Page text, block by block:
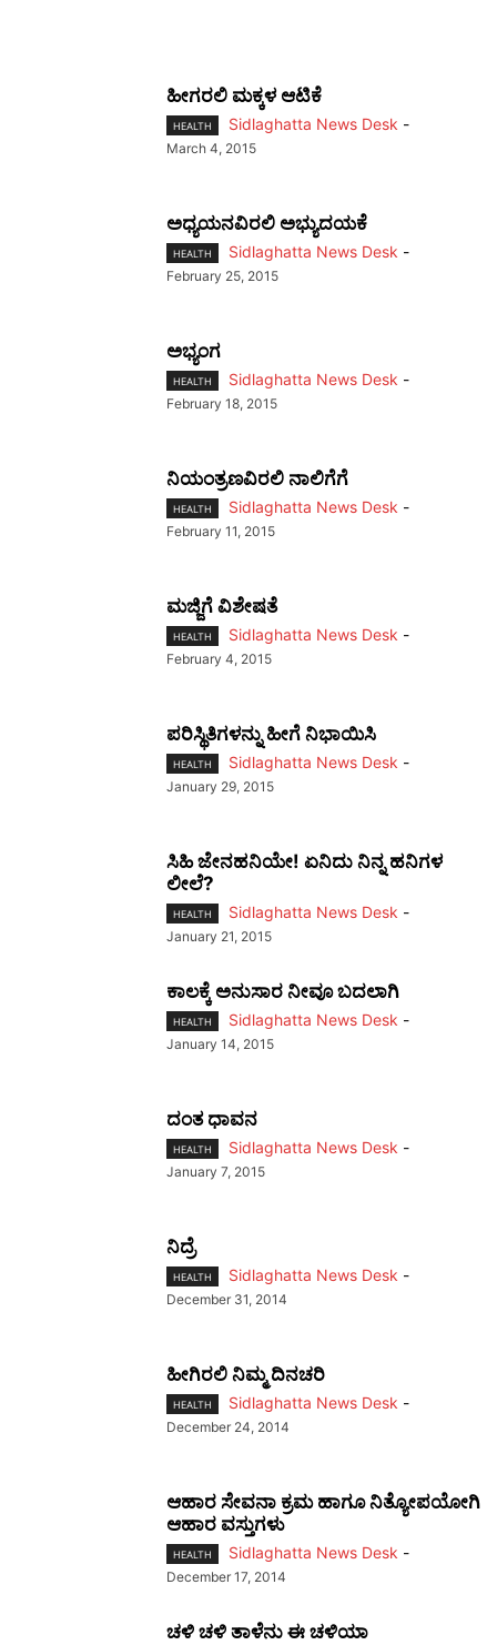
ಹೀಗರಲಿ ಮಕ್ಕಳ ಆಟಿಕೆ
HEALTH Sidlaghatta News Desk -
March 4, 2015
ಅಧ್ಯಯನವಿರಲಿ ಅಭ್ಯುದಯಕೆ
HEALTH Sidlaghatta News Desk -
February 25, 2015
ಅಭ್ಯಂಗ
HEALTH Sidlaghatta News Desk -
February 18, 2015
ನಿಯಂತ್ರಣವಿರಲಿ ನಾಲಿಗೆಗೆ
HEALTH Sidlaghatta News Desk -
February 11, 2015
ಮಜ್ಜಿಗೆ ವಿಶೇಷತೆ
HEALTH Sidlaghatta News Desk -
February 4, 2015
ಪರಿಸ್ಥಿತಿಗಳನ್ನು ಹೀಗೆ ನಿಭಾಯಿಸಿ
HEALTH Sidlaghatta News Desk -
January 29, 2015
ಸಿಹಿ ಜೇನಹನಿಯೇ! ಏನಿದು ನಿನ್ನ ಹನಿಗಳ
ಲೀಲೆ?
HEALTH Sidlaghatta News Desk -
January 21, 2015
ಕಾಲಕ್ಕೆ ಅನುಸಾರ ನೀವೂ ಬದಲಾಗಿ
HEALTH Sidlaghatta News Desk -
January 14, 2015
ದಂತ ಧಾವನ
HEALTH Sidlaghatta News Desk -
January 7, 2015
ನಿದ್ರೆ
HEALTH Sidlaghatta News Desk -
December 31, 2014
ಹೀಗಿರಲಿ ನಿಮ್ಮ ದಿನಚರಿ
HEALTH Sidlaghatta News Desk -
December 24, 2014
ಆಹಾರ ಸೇವನಾ ಕ್ರಮ ಹಾಗೂ ನಿತ್ಯೋಪಯೋಗಿ
ಆಹಾರ ವಸ್ತುಗಳು
HEALTH Sidlaghatta News Desk -
December 17, 2014
ಚಳಿ ಚಳಿ ತಾಳೆನು ಈ ಚಳಿಯಾ